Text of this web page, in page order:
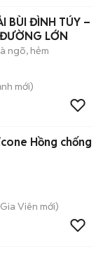
BÙI ĐÌNH TÚY –
LỚN
ngõ, hẻm
mới)
Hồng chống
Gia Viên mới)